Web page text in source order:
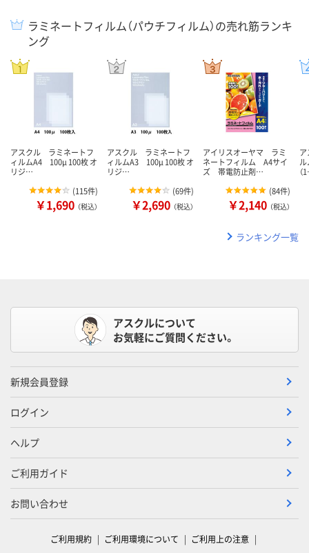
ラミネートフィルム（パウチフィルム）の売れ筋ランキ
ング
アスクル ラミネートフ
ィルムA4 100μ 100枚 オ
リジ…
(115件)
￥1,690 （税込）
アスクル ラミネートフ
ィルムA3 100μ 100枚 オ
リジ…
(69件)
￥2,690 （税込）
アイリスオーヤマ ラミ
ネートフィルム A4サイ
ズ 帯電防止剤…
(84件)
￥2,140 （税込）
ル
（
ランキング一覧
アスクルについて
お気軽にご質問ください。
新規会員登録
ログイン
ヘルプ
ご利用ガイド
お問い合わせ
ご利用規約 ご利用環境について
ご利用上の注意